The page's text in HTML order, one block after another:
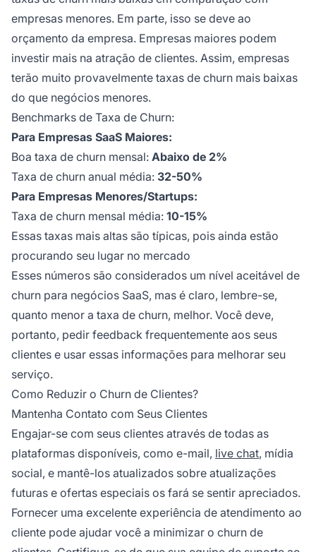
empresas menores. Em parte, isso se deve ao
orçamento da empresa. Empresas maiores podem
investir mais na atração de clientes. Assim, empresas
terão muito provavelmente taxas de churn mais baixas
do que negócios menores.
Benchmarks de Taxa de Churn:
Para Empresas SaaS Maiores:
Boa taxa de churn mensal: Abaixo de 2%
Taxa de churn anual média: 32-50%
Para Empresas Menores/Startups:
Taxa de churn mensal média: 10-15%
Essas taxas mais altas são típicas, pois ainda estão
procurando seu lugar no mercado
Esses números são considerados um nível aceitável de
churn para negócios SaaS, mas é claro, lembre-se,
quanto menor a taxa de churn, melhor. Você deve,
portanto, pedir feedback frequentemente aos seus
clientes e usar essas informações para melhorar seu
serviço.
Como Reduzir o Churn de Clientes?
Mantenha Contato com Seus Clientes
Engajar-se com seus clientes através de todas as
plataformas disponíveis, como e-mail, live chat, mídia
social, e mantê-los atualizados sobre atualizações
futuras e ofertas especiais os fará se sentir apreciados.
Fornecer uma excelente experiência de atendimento ao
cliente pode ajudar você a minimizar o churn de